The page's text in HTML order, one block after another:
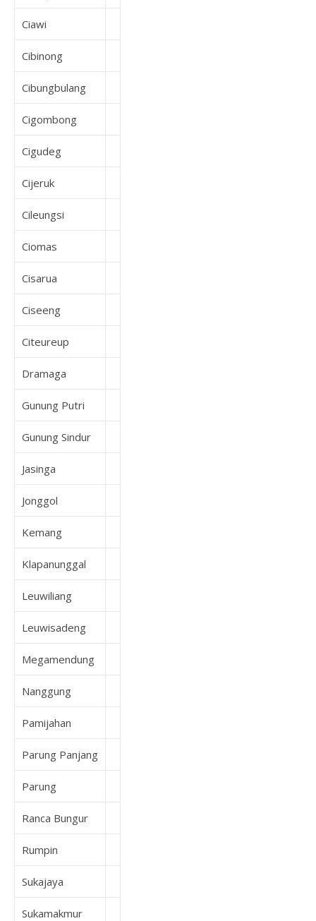
Ciawi
Cibinong
Cibungbulang
Cigombong
Cigudeg
Cijeruk
Cileungsi
Ciomas
Cisarua
Ciseeng
Citeureup
Dramaga
Gunung Putri
Gunung Sindur
Jasinga
Jonggol
Kemang
Klapanunggal
Leuwiliang
Leuwisadeng
Megamendung
Nanggung
Pamijahan
Parung Panjang
Parung
Ranca Bungur
Rumpin
Sukajaya
Sukamakmur